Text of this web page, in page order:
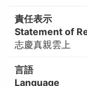
責任表示
Statement of
志慶真親雲上
言語
Language